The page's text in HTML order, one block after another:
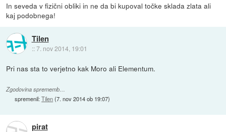
In seveda v fizični obliki in ne da bi kupoval točke sklada zlata ali
kaj podobnega!
Tilen
::7. nov 2014, 19:01
Pri nas sta to verjetno kak Moro ali Elementum.
Zgodovina sprememb…
spremenil:Tilen(7. nov 2014 ob 19:07)
pirat